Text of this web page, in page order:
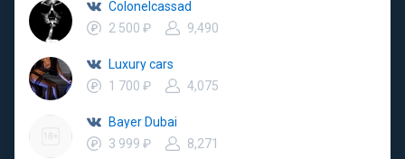
Colonelcassad
2 500 ₽
9,490
Luxury cars
1 700 ₽
4,075
Bayer Dubai
3 999 ₽
8,271